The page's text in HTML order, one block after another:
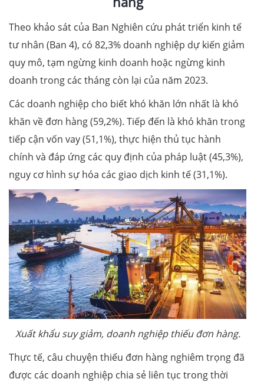
Theo khảo sát của Ban Nghiên cứu phát triển kinh tế
tư nhân (Ban 4), có 82,3% doanh nghiệp dự kiến giảm
quy mô, tạm ngừng kinh doanh hoặc ngừng kinh
doanh trong các tháng còn lại của năm 2023.
Các doanh nghiệp cho biết khó khăn lớn nhất là khó
khăn về đơn hàng (59,2%). Tiếp đến là khó khăn trong
tiếp cận vốn vay (51,1%), thực hiện thủ tục hành
chính và đáp ứng các quy định của pháp luật (45,3%),
nguy cơ hình sự hóa các giao dịch kinh tế (31,1%).
Xuất khẩu suy giảm, doanh nghiệp thiếu đơn hàng.
Thực tế, câu chuyện thiếu đơn hàng nghiêm trọng đã
được các doanh nghiệp chia sẻ liên tục trong thời